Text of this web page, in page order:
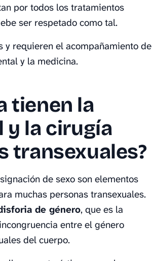
por todos los tratamientos
ser respetado como tal.
y requieren el acompañamiento de
y la medicina.
tienen la
y la cirugía
transexuales?
de sexo son elementos
muchas personas transexuales.
de género, que es la
entre el género
del cuerpo.